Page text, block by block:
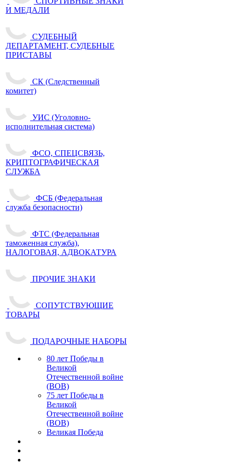
И МЕДАЛИ
СУДЕБНЫЙ
ДЕПАРТАМЕНТ, СУДЕБНЫЕ
ПРИСТАВЫ
СК (Следственный
комитет)
УИС (Уголовно-
исполнительная система)
ФСО, СПЕЦСВЯЗЬ,
КРИПТОГРАФИЧЕСКАЯ
СЛУЖБА
ФСБ (Федеральная
служба безопасности)
ФТС (Федеральная
таможенная служба),
НАЛОГОВАЯ, АДВОКАТУРА
ПРОЧИЕ ЗНАКИ
СОПУТСТВУЮЩИЕ
ТОВАРЫ
ПОДАРОЧНЫЕ НАБОРЫ
80 лет Победы в
Великой
Отечественной войне
(ВОВ)
75 лет Победы в
Великой
Отечественной войне
(ВОВ)
Великая Победа